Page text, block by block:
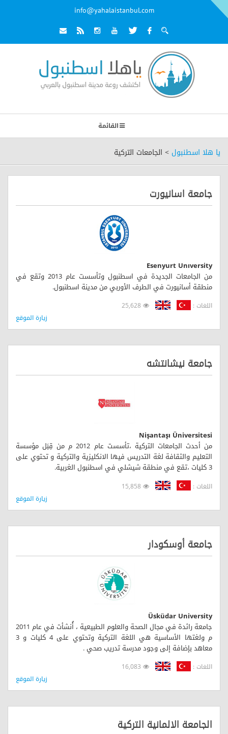
info@yahalaistanbul.com
القائمة
يا هلا اسطنبول > الجامعات التركية
جامعة اسانيورت
Esenyurt Unıversity
من الجامعات الجديدة في اسطنبول وتأسست عام 2013 وتقع في
منطقة أسانيورت في الطرف الأوربي من مدينة اسطنبول.
اللغات :
زيارة الموقع
جامعة نيشانتشه
Nişantaşı Üniversitesi
من أحدث الجامعات التركية ،تأسست عام 2012 م من قِبَل مؤسسة
التعليم والثقافة لغة التدريس فيها الانكليزية والتركية و تحتوي على
3 كليات ،تقع في منطقة شيشلي في اسطنبول الغربية.
اللغات :
زيارة الموقع
جامعة أوسكودار
Üsküdar University
جامعة رائدة في مجال الصحة والعلوم الطبيعية ، أُنشأت في عام 2011
م ولغتها الأساسية هي اللغة التركية وتحتوي على 4 كليات و 3
معاهد بإضافة إلى وجود مدرسة تدريب صحي .
اللغات :
زيارة الموقع
الجامعة الالمانية التركية